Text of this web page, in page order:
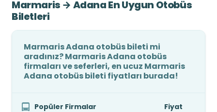
Marmaris → Adana En Uygun Otobüs
Biletleri
Marmaris Adana otobüs bileti mi
aradınız? Marmaris Adana otobüs
firmaları ve seferleri, en ucuz Marmaris
Adana otobüs bileti fiyatları burada!
Popüler Firmalar Fiyat